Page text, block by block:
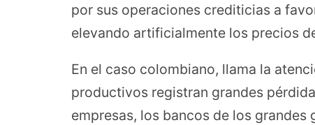
por sus operaciones crediticias a
elevando artificialmente los precios
En el caso colombiano, llama la
productivos registran grandes
empresas, los bancos de los